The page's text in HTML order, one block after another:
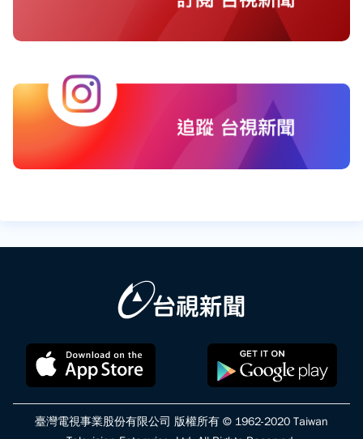
臺灣電視事業股份有限公司 版權所有 © 1962-2020 Taiwan